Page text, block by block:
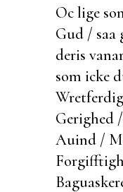
Oc lige
Gud / saa
deris
som icke
Gerighed
Auind /